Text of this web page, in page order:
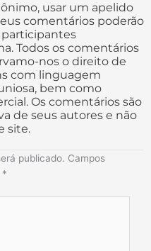
usar um apelido
comentários poderão
Todos os comentários
nos o direito de
com linguagem
bem como
Os comentários são
de seus autores e não
site.
publicado. Campos
*